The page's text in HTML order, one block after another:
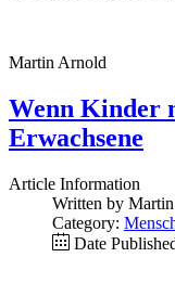
Martin Arnold
Wenn Kinder
Erwachsene
Article Information
Written by
Category:
Date